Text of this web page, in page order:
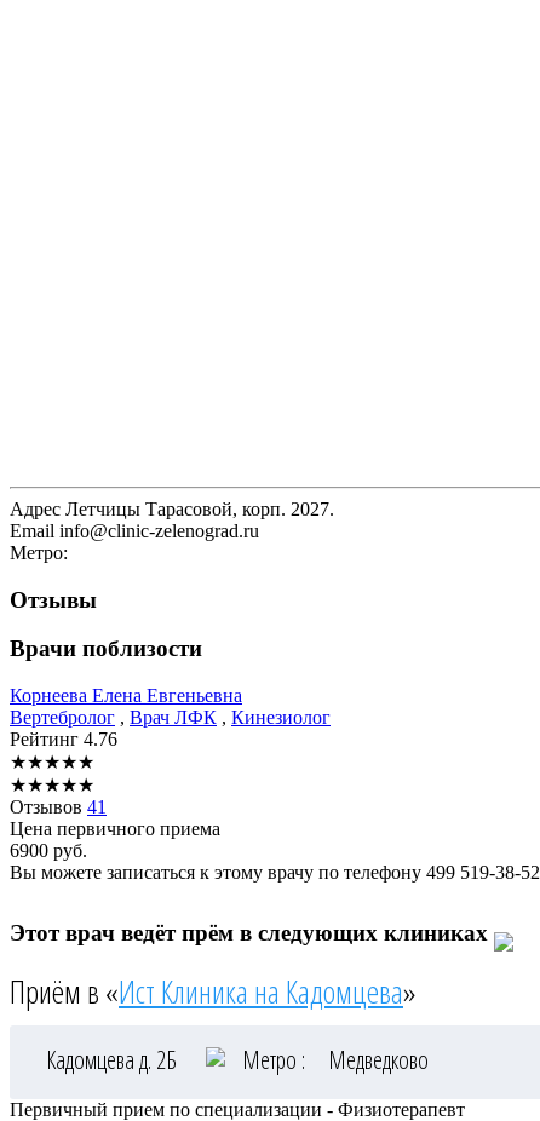
Адрес Летчицы Тарасовой, корп. 2027.
Email info@clinic-zelenograd.ru
Метро:
Отзывы
Врачи поблизости
Корнеева Елена Евгеньевна
Вертебролог , Врач ЛФК , Кинезиолог
Рейтинг 4.76
★★★★★
★★★★★
Отзывов 41
Цена первичного приема
6900 руб.
Вы можете записаться к этому врачу по телефону 499 519-38-52
Этот врач ведёт прём в следующих клиниках
Приём в «Ист Клиника на Кадомцева»
Кадомцева д. 2Б Метро : Медведково
Первичный прием по специализации - Физиотерапевт